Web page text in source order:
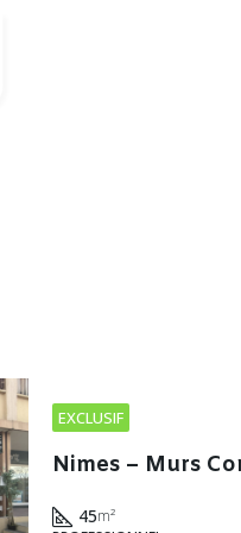
EXCLUSIF
Nimes – Murs
45m²